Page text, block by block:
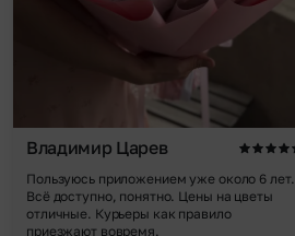
Владимир Царев
Пользуюсь приложением уже около 6 лет.
Всё доступно, понятно. Цены на цветы
отличные. Курьеры как правило
приезжают вовремя.